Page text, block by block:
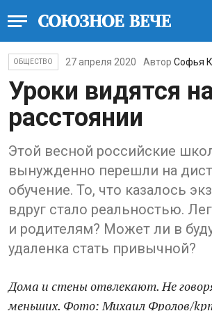
ОБЩЕСТВО 27 апреля 2020 Автор Софья
Уроки видятся
расстоянии
Этой весной российские
вынужденно перешли на
обучение. То, что казалось
вдруг стало реальностью.
и родителям? Может ли в
удаленка стать привычной?
Дома и стены отвлекают. Не
меньших. Фото: Михаил Фролов/